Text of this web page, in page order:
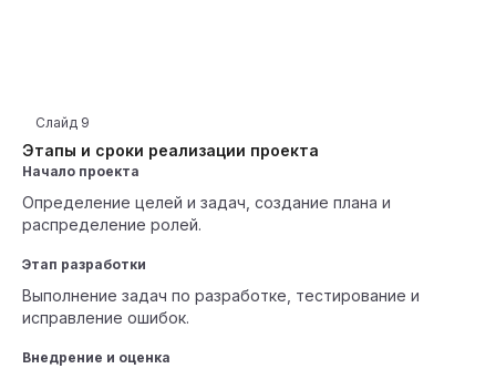
Этапы и сроки реализации проекта
Слайд 9
Начало проекта
Определение целей и задач, создание плана и
распределение ролей.
Этап разработки
Выполнение задач по разработке, тестирование и
исправление ошибок.
Внедрение и оценка